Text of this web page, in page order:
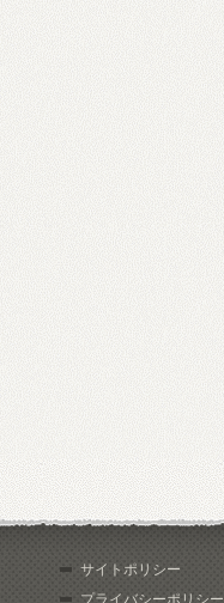
サイトポリシー
プライバシーポリシー